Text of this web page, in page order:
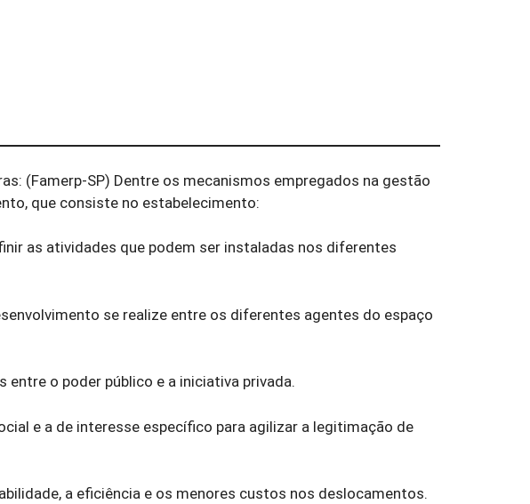
(Famerp-SP) Dentre os mecanismos empregados na gestão
que consiste no estabelecimento:
as atividades que podem ser instaladas nos diferentes
se realize entre os diferentes agentes do espaço
o poder público e a iniciativa privada.
e a de interesse específico para agilizar a legitimação de
a eficiência e os menores custos nos deslocamentos.